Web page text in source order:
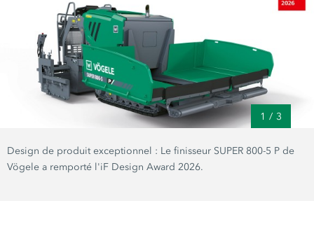
1 / 3
Design de produit exceptionnel : Le finisseur SUPER 800-5 P de
Vögele a remporté l'iF Design Award 2026.